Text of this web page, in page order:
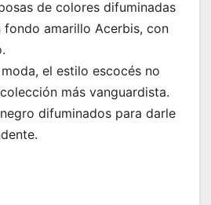
de colores difuminadas
amarillo Acerbis, con
el estilo escocés no
más vanguardista.
difuminados para darle